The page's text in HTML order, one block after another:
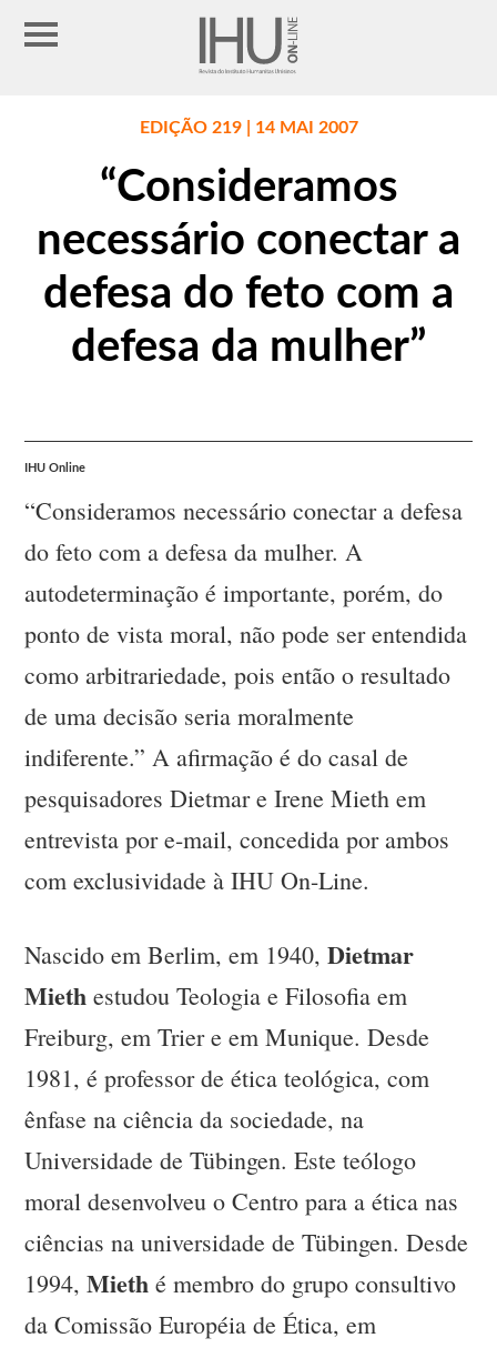
EDIÇÃO 219 | 14 MAI 2007
“Consideramos
necessário conectar a
defesa do feto com a
defesa da mulher”
IHU Online
“Consideramos necessário conectar a defesa
do feto com a defesa da mulher. A
autodeterminação é importante, porém, do
ponto de vista moral, não pode ser entendida
como arbitrariedade, pois então o resultado
de uma decisão seria moralmente
indiferente.” A afirmação é do casal de
pesquisadores Dietmar e Irene Mieth em
entrevista por e-mail, concedida por ambos
com exclusividade à IHU On-Line.
Nascido em Berlim, em 1940,Dietmar
Mieth estudou Teologia e Filosofia em
Freiburg, em Trier e em Munique. Desde
1981, é professor de ética teológica, com
ênfase na ciência da sociedade, na
Universidade de Tübingen. Este teólogo
moral desenvolveu o Centro para a ética nas
ciências na universidade de Tübingen. Desde
1994,Mieth é membro do grupo consultivo
da Comissão Européia de Ética, em